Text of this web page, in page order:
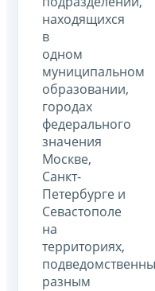
находящихся
в
одном
муниципальном
образовании,
городах
федерального
значения
Москве,
Санкт-
Петербурге и
Севастополе
на
территориях,
разным